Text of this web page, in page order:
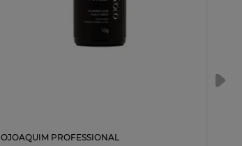
OJOAQUIM PROFESSIONAL